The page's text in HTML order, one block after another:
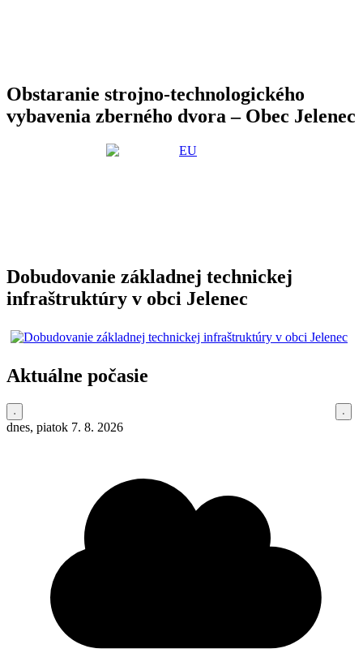
Obstaranie strojno-technologického
vybavenia zberného dvora – Obec Jelenec
Dobudovanie základnej technickej
infraštruktúry v obci Jelenec
Aktuálne počasie
dnes, piatok 7. 8. 2026